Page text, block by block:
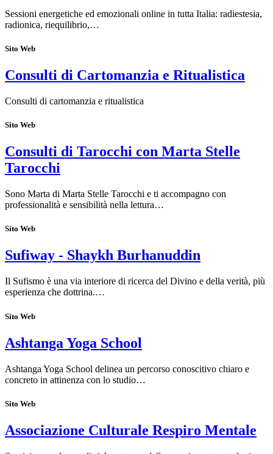
Sessioni energetiche ed emozionali online in tutta Italia: radiestesia,
radionica, riequilibrio,…
Sito Web
Consulti di Cartomanzia e Ritualistica
Consulti di cartomanzia e ritualistica
Sito Web
Consulti di Tarocchi con Marta Stelle
Tarocchi
Sono Marta di Marta Stelle Tarocchi e ti accompagno con
professionalità e sensibilità nella lettura…
Sito Web
Sufiway - Shaykh Burhanuddin
Il Sufismo è una via interiore di ricerca del Divino e della verità, più
esperienza che dottrina.…
Sito Web
Ashtanga Yoga School
Ashtanga Yoga School delinea un percorso conoscitivo chiaro e
concreto in attinenza con lo studio…
Sito Web
Associazione Culturale Respiro Mentale